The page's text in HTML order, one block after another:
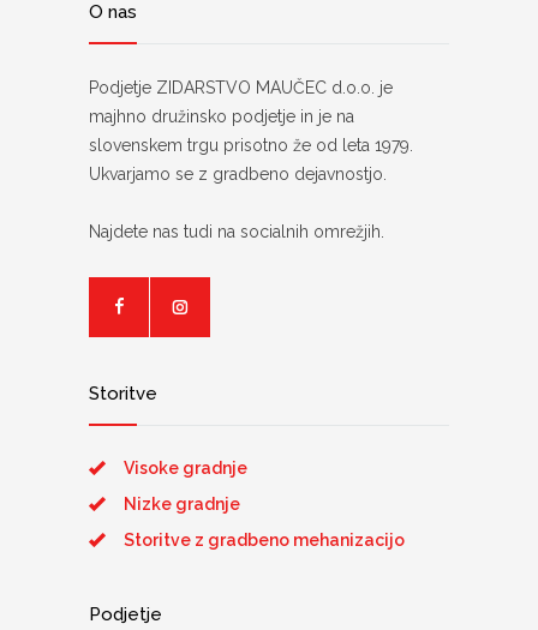
O nas
Podjetje ZIDARSTVO MAUČEC d.o.o. je
majhno družinsko podjetje in je na
slovenskem trgu prisotno že od leta 1979.
Ukvarjamo se z gradbeno dejavnostjo.
Najdete nas tudi na socialnih omrežjih.
Storitve
Visoke gradnje
Nizke gradnje
Storitve z gradbeno mehanizacijo
Podjetje